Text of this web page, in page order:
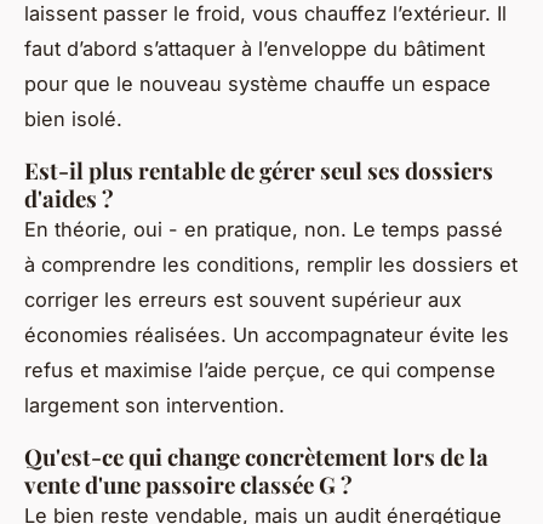
laissent passer le froid, vous chauffez l’extérieur. Il
faut d’abord s’attaquer à l’enveloppe du bâtiment
pour que le nouveau système chauffe un espace
bien isolé.
Est-il plus rentable de gérer seul ses dossiers
d'aides ?
En théorie, oui - en pratique, non. Le temps passé
à comprendre les conditions, remplir les dossiers et
corriger les erreurs est souvent supérieur aux
économies réalisées. Un accompagnateur évite les
refus et maximise l’aide perçue, ce qui compense
largement son intervention.
Qu'est-ce qui change concrètement lors de la
vente d'une passoire classée G ?
Le bien reste vendable, mais un audit énergétique